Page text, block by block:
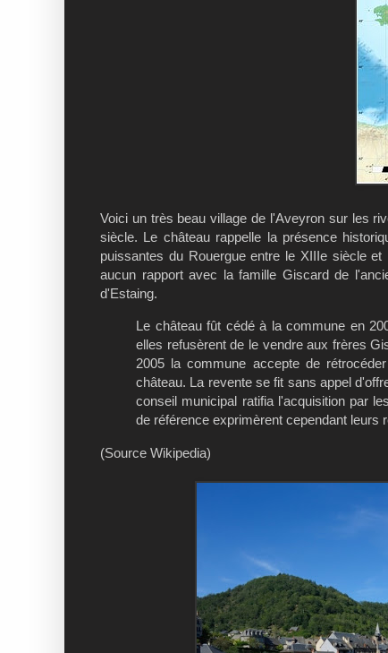
Voici un très beau village de l'Aveyron sur les
siècle. Le château rappelle la présence
puissantes du Rouergue entre le XIIIe siècle
aucun rapport avec la famille Giscard de
d'Estaing.
Le château fût cédé à la commune en
elles refusèrent de le vendre aux frères
2005 la commune accepte de
château. La revente se fit sans appel
conseil municipal ratifia l'acquisition par
de référence exprimèrent cependant leurs
(Source Wikipedia)